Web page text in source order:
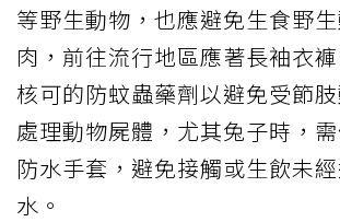
等野生動物，也應避免生食野
肉，前往流行地區應著長袖衣
核可的防蚊蟲藥劑以避免受節肢
處理動物屍體，尤其兔子時，需
防水手套，避免接觸或生飲未
水。